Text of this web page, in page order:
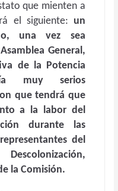
que mienten a
el siguiente: un
una vez sea
General,
de la Potencia
muy serios
que tendrá que
a la labor del
durante las
del
la Comisión.